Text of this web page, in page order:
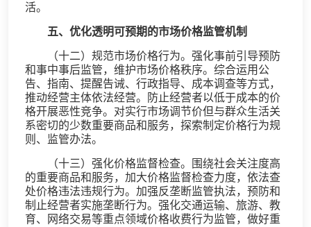
活。
五、优化透明可预期的市场价格监管机制
（十二）规范市场价格行为。强化事前引导预防
和事中事后监管，维护市场价格秩序。综合运用公
告、指南、提醒告诫、行政指导、成本调查等方式，
推动经营主体依法经营。防止经营者以低于成本的价
格开展恶性竞争。对实行市场调节价但与群众生活关
系密切的少数重要商品和服务，探索制定价格行为规
则、监管办法。
（十三）强化价格监督检查。围绕社会关注度高
的重要商品和服务，加大价格监督检查力度，依法查
处价格违法违规行为。加强反垄断监管执法，预防和
制止经营者实施垄断行为。强化交通运输、旅游、教
育、网络交易等重点领域价格收费行为监管，做好重